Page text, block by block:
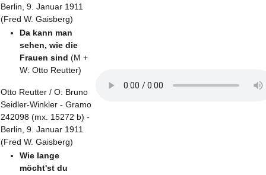
Berlin, 9. Januar 1911
(Fred W. Gaisberg)
Da kann man
sehen, wie die
Frauen sind (M +
W: Otto Reutter)
Otto Reutter / O: Bruno
Seidler-Winkler - Gramo
242098 (mx. 15272 b) -
Berlin, 9. Januar 1911
(Fred W. Gaisberg)
Wie lange
möcht'st du